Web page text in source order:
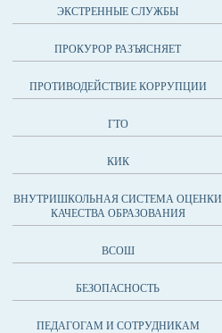
ЭКСТРЕННЫЕ СЛУЖБЫ
ПРОКУРОР РАЗЪЯСНЯЕТ
ПРОТИВОДЕЙСТВИЕ КОРРУПЦИИ
ГТО
КИК
ВНУТРИШКОЛЬНАЯ СИСТЕМА ОЦЕНКИ
КАЧЕСТВА ОБРАЗОВАНИЯ
ВСОШ
БЕЗОПАСНОСТЬ
ПЕДАГОГАМ И СОТРУДНИКАМ